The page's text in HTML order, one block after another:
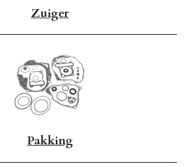
Zuiger
Pakking